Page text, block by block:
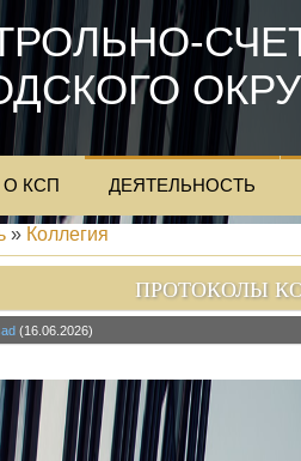
О КСП ДЕЯТЕЛЬНОСТЬ
» Коллегия
ПРОТОКОЛЫ
(16.06.2026)